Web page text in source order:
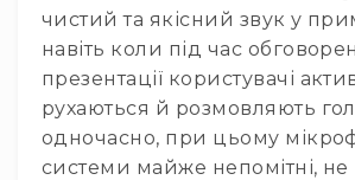
Домашнє
Навушники
Універсальні
Для
аудіофілів
чистий та якісний звук у
навіть коли під час
презентації користувачі
рухаються й розмовляють
одночасно, при цьому
системи майже непомітні, не